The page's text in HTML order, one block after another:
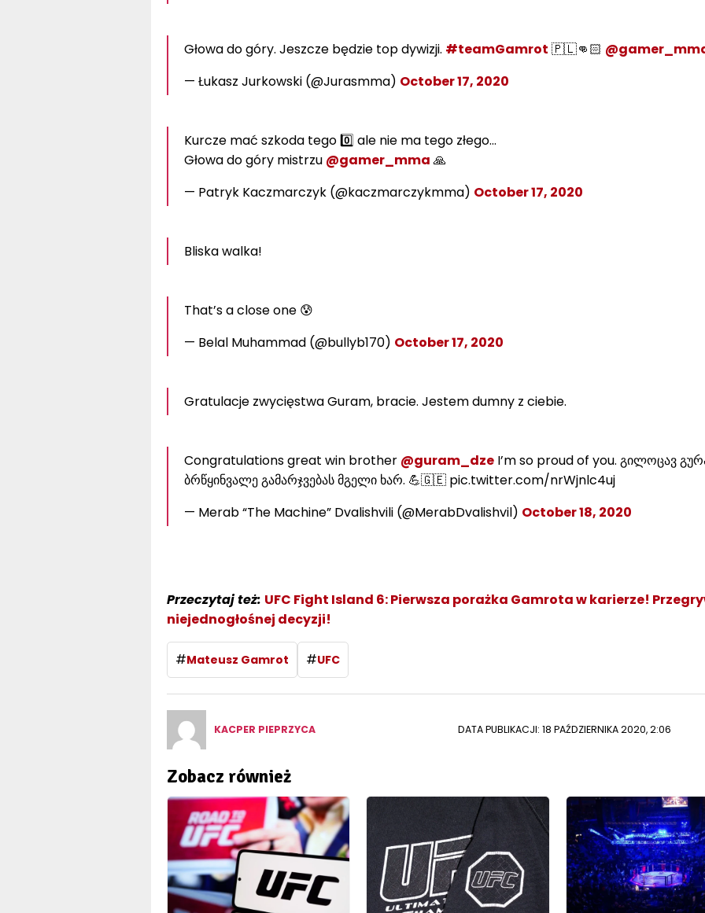
Głowa do góry. Jeszcze będzie top dywizji. #teamGamrot 🇵🇱👊🏻
— Łukasz Jurkowski (@Jurasmma) October 17, 2020
Kurcze mać szkoda tego 0️⃣ ale nie ma tego złego…
Głowa do góry mistrzu @gamer_mma 🙏
— Patryk Kaczmarczyk (@kaczmarczykmma) October 17, 2020
Bliska walka!
That’s a close one 😰
— Belal Muhammad (@bullyb170) October 17, 2020
Gratulacje zwycięstwa Guram, bracie. Jestem dumny z ciebie.
Congratulations great win brother @guram_dzeI’m so proud of you. გილოცავ
ბრწყინვალე გამარჯვებას მგელი ხარ. 💪🇬🇪 pic.twitter.com/nrWjnlc4uj
— Merab “The Machine” Dvalishvili (@MerabDvalishvil) October 18, 2020
Przeczytaj też: UFC Fight Island 6: Pierwsza porażka Gamrota w karierze!
niejednogłośnej decyzji!
#Mateusz Gamrot #UFC
KACPER PIEPRZYCA DATA PUBLIKACJI: 18 PAŹDZIERNIKA 2020, 2:06
Zobacz również